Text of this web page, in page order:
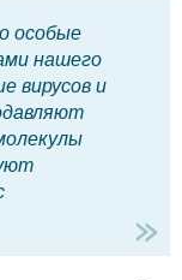
особые
нашего
вирусов и